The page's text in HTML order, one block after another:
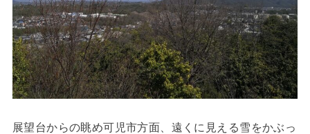
展望台からの眺め可児市方面、遠くに見える雪をかぶっ